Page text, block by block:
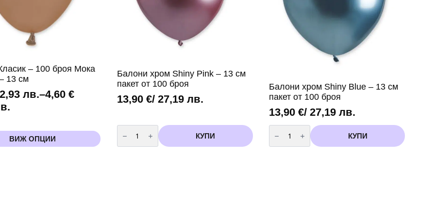
– 100 броя Мока
13 см
лв.–4,60€
ВИЖ ОПЦИИ
Балони хром Shiny Pink – 13 см
пакет от 100 броя
13,90 €/ 27,19 лв.
количество
за
Балони
хром
КУПИ
Балони хром Shiny Blue – 13 см
пакет от 100 броя
13,90€/ 27,19 лв.
количество
за
Балони
хром
КУПИ